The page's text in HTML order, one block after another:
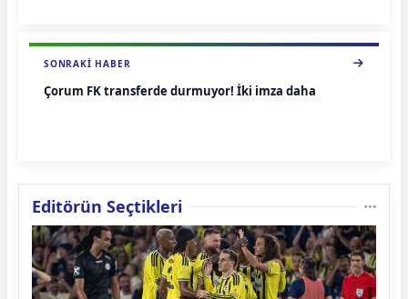
SONRAKI HABER
Çorum FK transferde durmuyor! İki imza daha
Editörün Seçtikleri